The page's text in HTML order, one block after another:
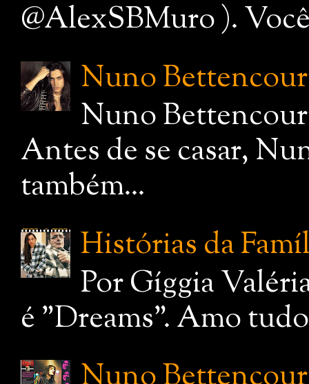
@AlexSBMuro ).
Nuno
Nuno
Antes de se casar,
também...
Histórias da
Por Gíggia
é "Dreams". Amo